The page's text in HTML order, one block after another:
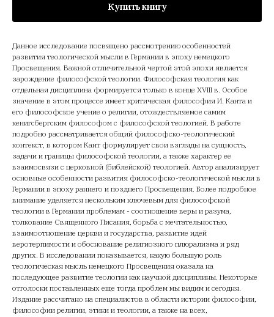
Купить книгу
Данное исследование посвящено рассмотрению особенностей
развития теологической мысли в Германии в эпоху немецкого
Просвещения. Важной отличительной чертой этой эпохи является
зарождение философской теологии. Философская теология как
отдельная дисциплина формируется только в конце XVIII в. Особое
значение в этом процессе имеет критическая философия И. Канта и
его философское учение о религии, отождествляемое самим
кенигсбергским философом с философской теологией. В работе
подробно рассматривается общий философско-теологический
контекст, в котором Кант формулирует свои взгляды на сущность,
задачи и границы философской теологии, а также характер ее
взаимосвязи с церковной (библейской) теологией. Автор анализирует
основные особенности развития философско-теологической мысли в
Германии в эпоху раннего и позднего Просвещения. Более подробное
внимание уделяется нескольким ключевым для философской
теологии в Германии проблемам - соотношение веры и разума,
толкование Священного Писания, борьба с мечтательностью,
взаимоотношение церкви и государства, развитие идей
веротерпимости и обоснование религиозного плюрализма и ряд
других. B исследовании показывается, какую большую роль
теологическая мысль немецкого Просвещения оказала на
последующее развитие теологии как научной дисциплины. Некоторые
отголоски поставленных еще тогда проблем мы видим и сегодня.
Издание рассчитано на специалистов в области истории философии,
философии религии, этики и теологии, а также на всех,